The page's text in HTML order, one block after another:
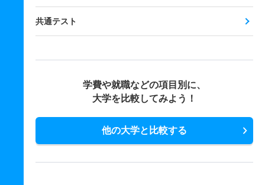
共通テスト
学費や就職などの項目別に、
大学を比較してみよう！
他の大学と比較する